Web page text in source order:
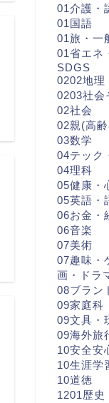
01介護・
01国語
01旅・一
01省エネ
SDGS
0202地理
0203社会
02社会
02親(高
03数学
04テック
04理科
05健康・
05英語・
06お金・
06音楽
07美術
07趣味・
画・ドラ
08ブラン
09家庭科
09文具・
09海外旅
10安全安
10生涯学
10道徳
1201歴史